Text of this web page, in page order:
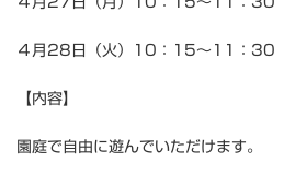
４月28日（火）10：15～11：30
【内容】
園庭で自由に遊んでいただけます。